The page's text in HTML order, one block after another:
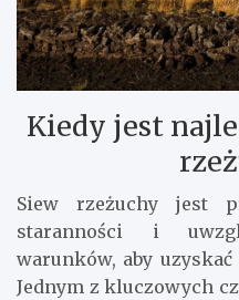
Kiedy jest
Siew rzeżuchy jest
staranności i
warunków, aby
Jednym z kluczowych